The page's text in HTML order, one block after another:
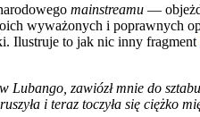
mainstreamu —
wyważonych i poprawnych
Ilustruje to jak nic inny fragment
zawiózł mnie do
i teraz toczyła się ciężko